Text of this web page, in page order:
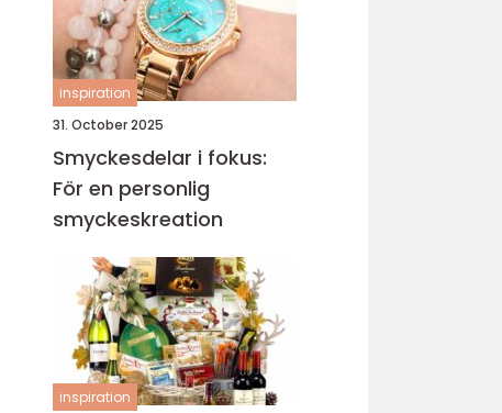
inspiration
31. October 2025
Smyckesdelar i fokus:
För en personlig
smyckeskreation
inspiration